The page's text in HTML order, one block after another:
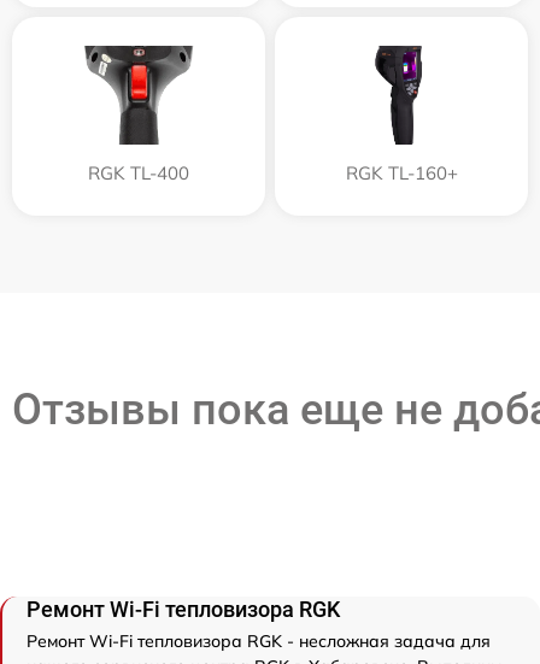
RGK TL-400 RGK TL-160+
Отзывы пока еще не
Ремонт Wi-Fi тепловизора RGK
Ремонт Wi-Fi тепловизора RGK - несложная задача для